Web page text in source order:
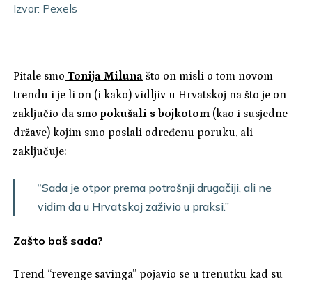
Izvor: Pexels
Pitale smo Tonija Miluna što on misli o tom novom
trendu i je li on (i kako) vidljiv u Hrvatskoj na što je on
zaključio da smo pokušali s bojkotom (kao i susjedne
države) kojim smo poslali određenu poruku, ali
zaključuje:
“Sada je otpor prema potrošnji drugačiji, ali ne
vidim da u Hrvatskoj zaživio u praksi.”
Zašto baš sada?
Trend “revenge savinga” pojavio se u trenutku kad su